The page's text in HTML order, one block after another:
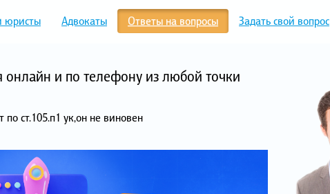
юристы Адвокаты Ответы на вопросы Задать свой вопрос
онлайн и по телефону из любой точки
ст.105.п1 ук,он не виновен